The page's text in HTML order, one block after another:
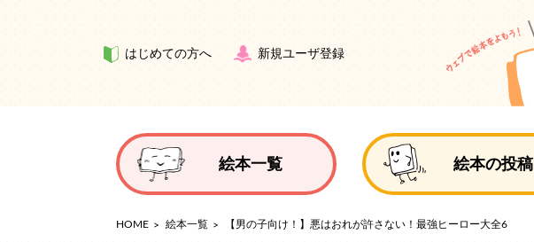
はじめての方へ 新規ユーザ登録
絵本一覧 絵本の投稿
HOME 絵本一覧 【男の子向け！】悪はおれが許さない！最強ヒーロー大全6